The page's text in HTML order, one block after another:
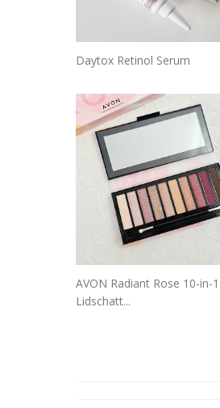
Daytox Retinol Serum
AVON Radiant Rose 10-in-1
Lidschatt...